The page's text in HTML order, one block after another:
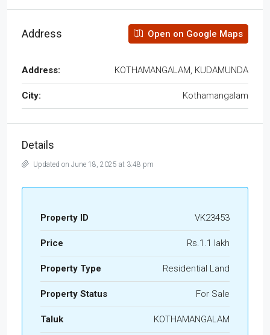
Address Open on Google Maps
Address: KOTHAMANGALAM, KUDAMUNDA
City: Kothamangalam
Details
Updated on June 18, 2025 at 3:48 pm
Property ID VK23453
Price Rs.1.1 lakh
Property Type Residential Land
Property Status For Sale
Taluk KOTHAMANGALAM